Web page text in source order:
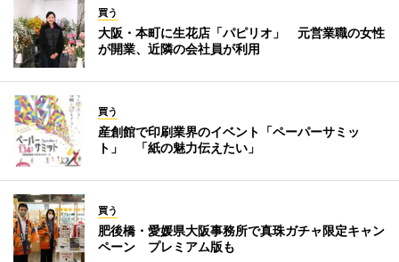
買う
大阪・本町に生花店「パピリオ」 元営業職の女性
が開業、近隣の会社員が利用
買う
産創館で印刷業界のイベント「ペーパーサミッ
ト」 「紙の魅力伝えたい」
買う
肥後橋・愛媛県大阪事務所で真珠ガチャ限定キャン
ペーン プレミアム版も